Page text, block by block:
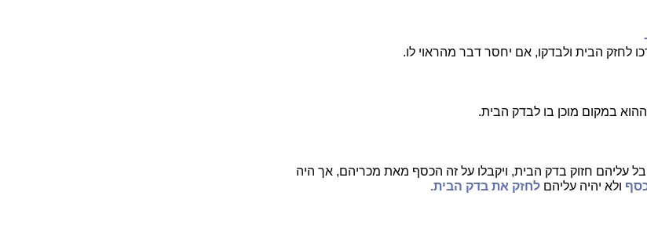
לחזק הבית ולבדקו, אם יחסר דבר מהראוי לו.
במקום מוכן בו לבדק הבית.
עליהם חזוק בדק הבית, ויקבלו על זה הכסף מאת מכריהם, אך היה
ולא יהיה עליהם לחזק את בדק הבית.